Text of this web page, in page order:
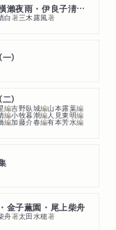
明治文學全集 ５９ 河井醉茗・橫瀨夜雨・伊良子淸白・三木露風
白著三木露風著
）
）
編吉野臥城編山本露葉編
編小牧暮潮編人見東明編
編加藤介春編有本芳水編
子薫園・尾上柴舟
舟著太田水穂著